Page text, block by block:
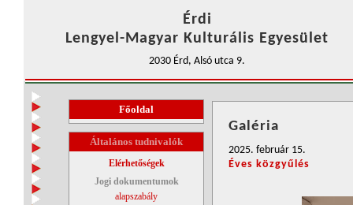
Érdi
Lengyel-Magyar Kulturális Egyesület
2030 Érd, Alsó utca 9.
Főoldal
Általános tudnivalók
Elérhetőségek
Jogi dokumentumok
alapszabály
Galéria
2025. február 15.
Éves közgyűlés